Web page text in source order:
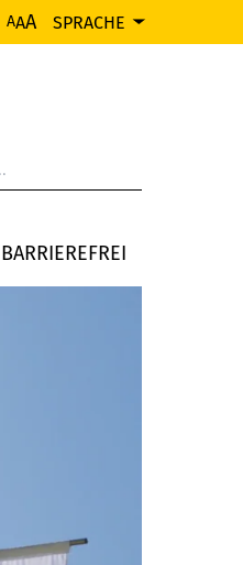
AAA SPRACHE
BARRIEREFREI